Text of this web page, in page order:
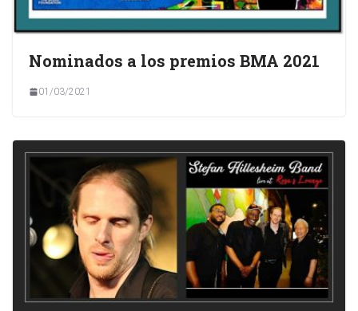
Nominados a los premios BMA 2021
01/03/2021